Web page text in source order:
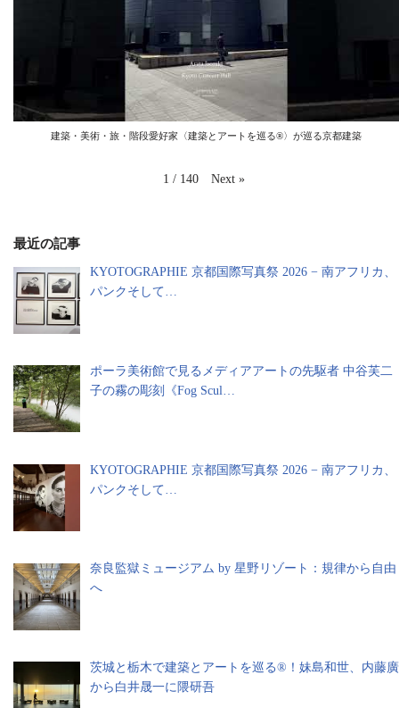
建築・美術・旅・階段愛好家〈建築とアートを巡る®️〉が巡る京都建築
1 / 140 Next »
最近の記事
KYOTOGRAPHIE 京都国際写真祭 2026 − 南アフリカ、
パンクそして…
ポーラ美術館で見るメディアアートの先駆者 中谷芙二
子の霧の彫刻《Fog Scul…
KYOTOGRAPHIE 京都国際写真祭 2026 − 南アフリカ、
パンクそして…
奈良監獄ミュージアム by 星野リゾート：規律から自由
へ
茨城と栃木で建築とアートを巡る®︎！妹島和世、内藤廣
から白井晟一に隈研吾